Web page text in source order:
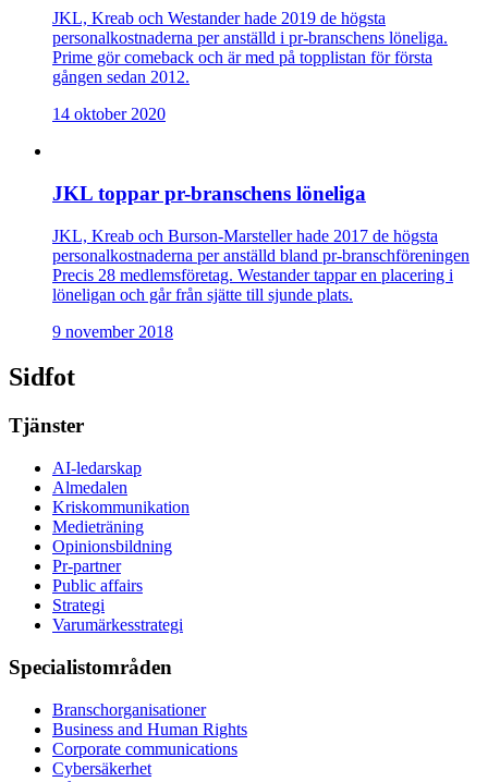
JKL, Kreab och Westander hade 2019 de högsta
personalkostnaderna per anställd i pr-branschens löneliga.
Prime gör comeback och är med på topplistan för första
gången sedan 2012.
14 oktober 2020
JKL toppar pr-branschens löneliga
JKL, Kreab och Burson-Marsteller hade 2017 de högsta
personalkostnaderna per anställd bland pr-branschföreningen
Precis 28 medlemsföretag. Westander tappar en placering i
löneligan och går från sjätte till sjunde plats.
9 november 2018
Sidfot
Tjänster
AI-ledarskap
Almedalen
Kris­kommunikation
Medieträning
Opinionsbildning
Pr-partner
Public affairs
Strategi
Varumärkesstrategi
Specialistområden
Branschorganisationer
Business and Human Rights
Corporate communications
Cybersäkerhet